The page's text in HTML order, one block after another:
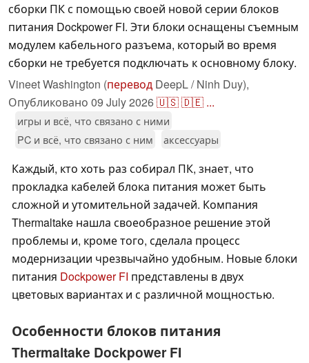
сборки ПК с помощью своей новой серии блоков
питания Dockpower FI. Эти блоки оснащены съемным
модулем кабельного разъема, который во время
сборки не требуется подключать к основному блоку.
Vineet Washington (перевод DeepL / Ninh Duy),
Опубликовано 09 July 2026🇺🇸🇩🇪 ...
игры и всё, что связано с ними
PC и всё, что связано с ним
аксессуары
Каждый, кто хоть раз собирал ПК, знает, что
прокладка кабелей блока питания может быть
сложной и утомительной задачей. Компания
Thermaltake нашла своеобразное решение этой
проблемы и, кроме того, сделала процесс
модернизации чрезвычайно удобным. Новые блоки
питания Dockpower FI представлены в двух
цветовых вариантах и с различной мощностью.
Особенности блоков питания
Thermaltake Dockpower FI